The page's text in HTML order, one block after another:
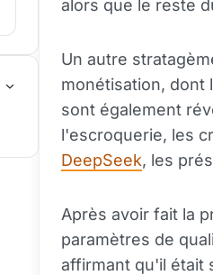
alors que le reste
Un autre
monétisation, dont
sont également
l'escroquerie, les
DeepSeek, les
Après avoir fait la
paramètres de
affirmant qu'il était